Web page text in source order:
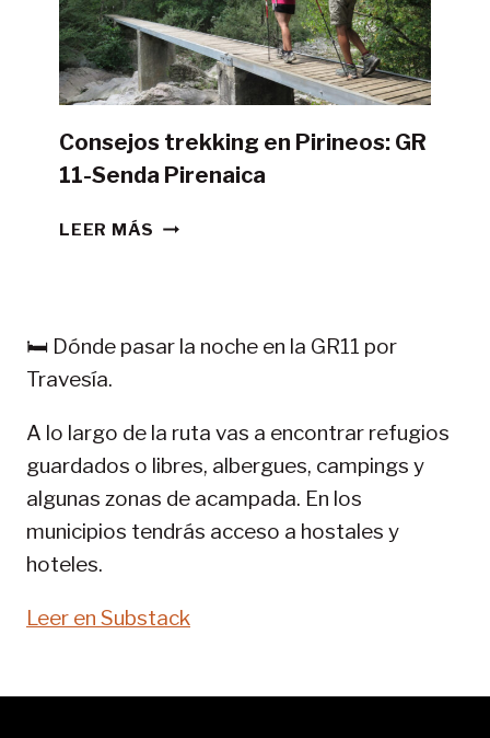
DE
CAMPAÑA?
Consejos trekking en Pirineos: GR
11-Senda Pirenaica
LEER MÁS CONSEJOS
11-
🛏️ Dónde pasar la noche en la GR11 por
Travesía.
A lo largo de la ruta vas a encontrar refugios
guardados o libres, albergues, campings y
algunas zonas de acampada. En los
municipios tendrás acceso a hostales y
hoteles.
Leer en Substack